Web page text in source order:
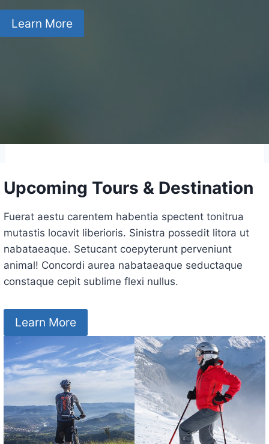
Learn More
Upcoming Tours & Destination
Fuerat aestu carentem habentia spectent tonitrua
mutastis locavit liberioris. Sinistra possedit litora ut
nabataeaque. Setucant coepyterunt perveniunt
animal! Concordi aurea nabataeaque seductaque
constaque cepit sublime flexi nullus.
Learn More